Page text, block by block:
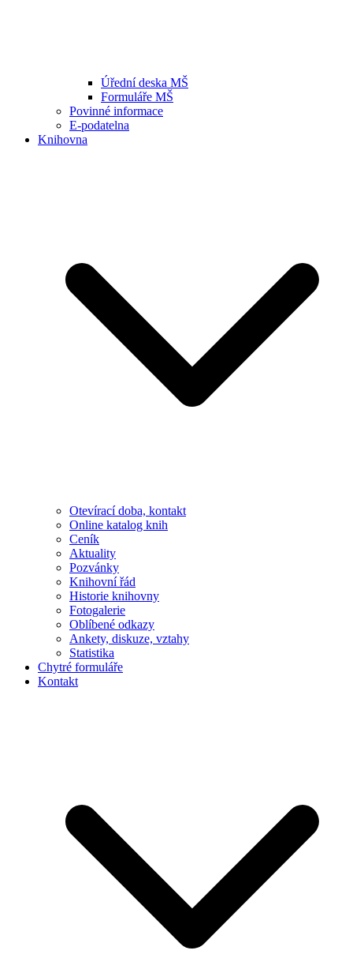
Úřední deska MŠ
Formuláře MŠ
Povinné informace
E-podatelna
Knihovna
Otevírací doba, kontakt
Online katalog knih
Ceník
Aktuality
Pozvánky
Knihovní řád
Historie knihovny
Fotogalerie
Oblíbené odkazy
Ankety, diskuze, vztahy
Statistika
Chytré formuláře
Kontakt